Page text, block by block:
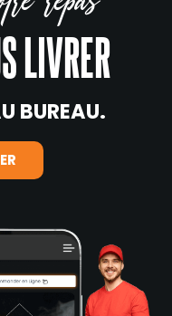
LIVRER
BUREAU.